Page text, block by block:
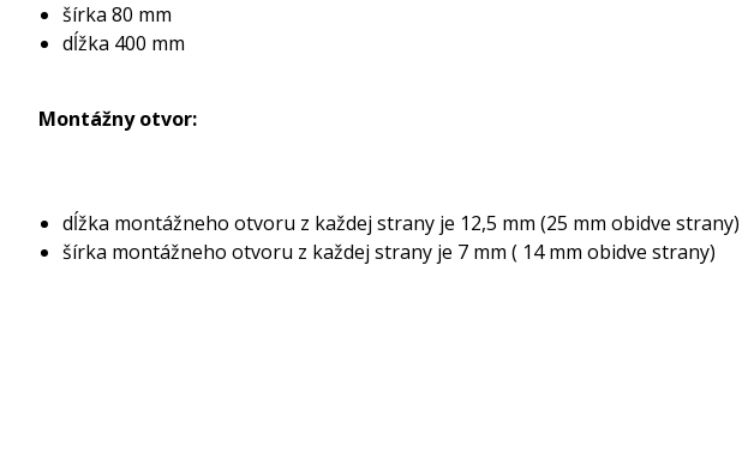
šírka 80 mm
dĺžka 400 mm
Montážny otvor:
dĺžka montážneho otvoru z každej strany je 12,5 mm (25 mm obidve strany)
šírka montážneho otvoru z každej strany je 7 mm ( 14 mm obidve strany)